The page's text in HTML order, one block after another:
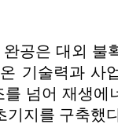
공은 대외 불
기술력과 사
넘어 재생에
기지를 구축했